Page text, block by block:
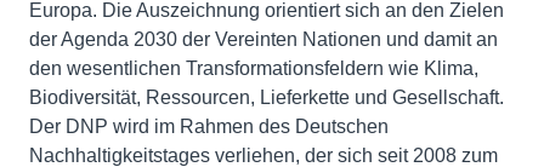
Europa. Die Auszeichnung orientiert sich an den Zielen
der Agenda 2030 der Vereinten Nationen und damit an
den wesentlichen Transformationsfeldern wie Klima,
Biodiversität, Ressourcen, Lieferkette und Gesellschaft.
Der DNP wird im Rahmen des Deutschen
Nachhaltigkeitstages verliehen, der sich seit 2008 zum